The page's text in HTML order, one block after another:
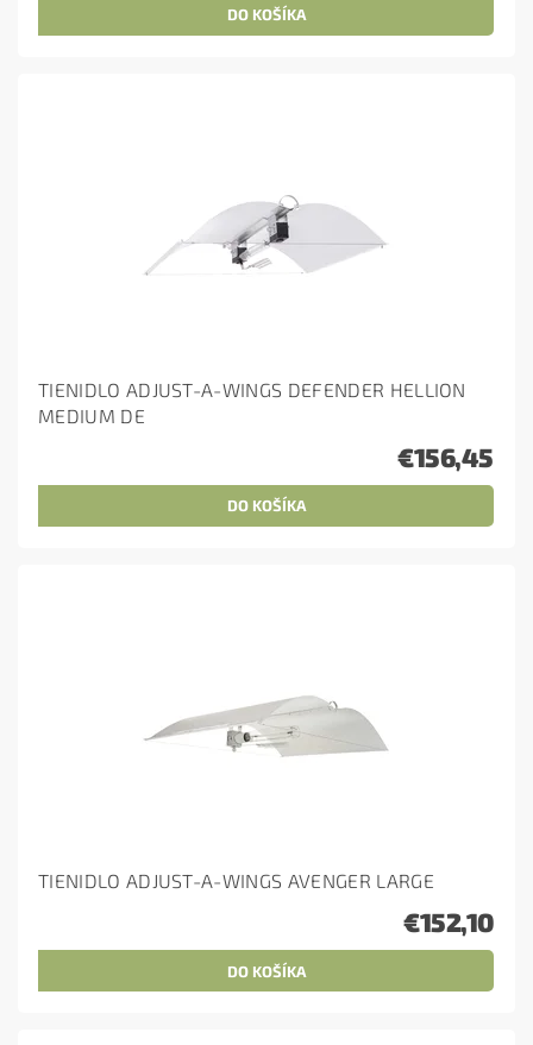
TIENIDLO ADJUST-A-WINGS DEFENDER HELLION
MEDIUM DE
€156,45
TIENIDLO ADJUST-A-WINGS AVENGER LARGE
€152,10